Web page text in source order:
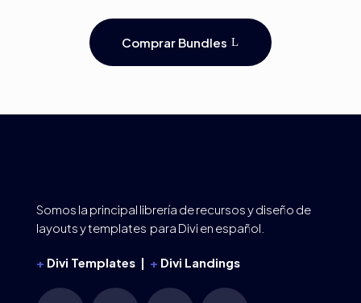
Comprar Bundles
Somos la principal librería de recursos y diseño de
layouts y templates para Divi en español.
+ Divi Templates | + Divi Landings